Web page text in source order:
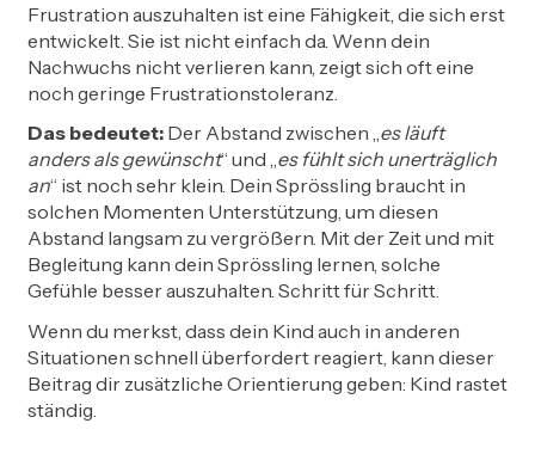
Frustration auszuhalten ist eine Fähigkeit, die sich erst
entwickelt. Sie ist nicht einfach da. Wenn dein
Nachwuchs nicht verlieren kann, zeigt sich oft eine
noch geringe Frustrationstoleranz.
Das bedeutet:Der Abstand zwischen „es läuft
anders als gewünscht“ und „es fühlt sich unerträglich
an“ ist noch sehr klein. Dein Sprössling braucht in
solchen Momenten Unterstützung, um diesen
Abstand langsam zu vergrößern. Mit der Zeit und mit
Begleitung kann dein Sprössling lernen, solche
Gefühle besser auszuhalten. Schritt für Schritt.
Wenn du merkst, dass dein Kind auch in anderen
Situationen schnell überfordert reagiert, kann dieser
Beitrag dir zusätzliche Orientierung geben: Kind rastet
ständig.